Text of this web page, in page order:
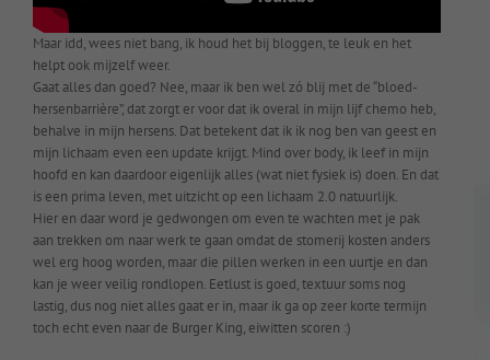
Maar idd, wees niet bang, ik houd het bij bloggen, te leuk en het
helpt ook mijzelf weer.
Gaat alles dan goed? Nee, maar ik ben wel zó blij met de “bloed-
hersenbarrière”, dat zorgt er voor dat ik overal in mijn lijf chemo heb,
behalve in mijn hersens. Dat betekent dat ik ik nog ben van geest en
mijn lichaam even een update krijgt. Mind over body, ik leef in mijn
hoofd en kan daardoor eigenlijk alles (wat niet fysiek is) doen. En dat
is een prima leven, met uitzicht op een lichaam 2.0 natuurlijk.
Hier en daar word je gedwongen om even te wachten met je pak
aan trekken om naar werk te gaan omdat de stomerij kosten anders
wel erg hoog worden, maar die pillen werken in een uurtje en dan
kan je weer veilig rondlopen. Eetlust is goed, textuur soms nog
lastig, dus nog niet alles gaat er in, maar ik ga op zeer korte termijn
toch echt even naar de Burger King, eiwitten scoren :)